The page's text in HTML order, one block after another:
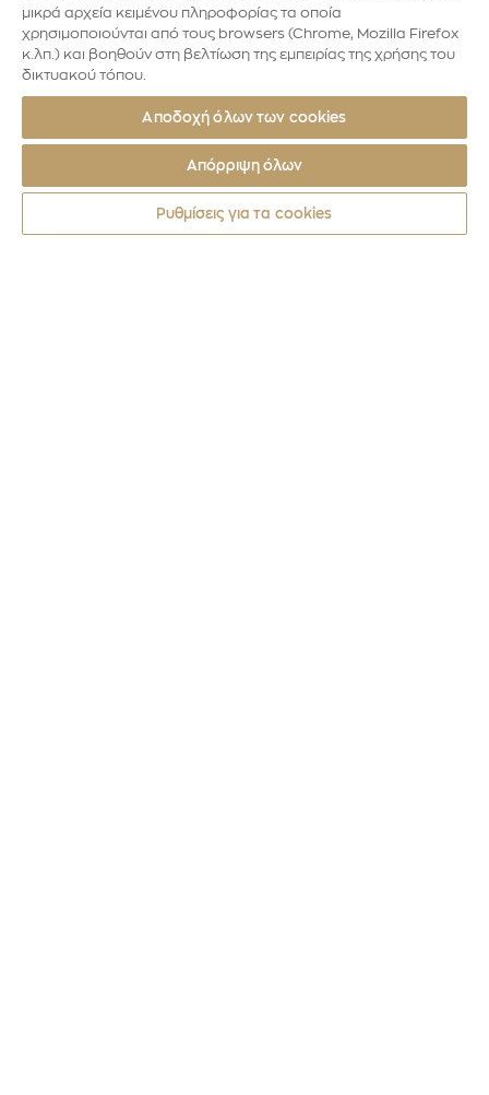
μικρά αρχεία κειμένου πληροφορίας τα οποία
χρησιμοποιούνται από τους browsers (Chrome, Mozilla Firefox
κ.λπ.) και βοηθούν στη βελτίωση της εμπειρίας της χρήσης του
δικτυακού τόπου.
Αποδοχή όλων των cookies
Απόρριψη όλων
Ρυθμίσεις για τα cookies